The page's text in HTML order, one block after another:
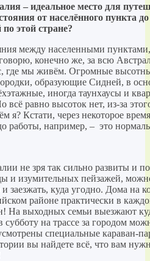
– идеальное место для
от населённого пункта
этой стране?
между населенными пунктами,
конечно же, за всю
мы живём. Огромные высотные
образующие Сидней, в
ажные, иногда таунхаусы и
всё равно высоток нет, из-за
я? Кстати, через некоторое
работы, например, – это
не зря так сильно развиты и
и изумительных пейзажей,
и заезжать, куда угодно. Дома на
районе практически в
На выходных семьи выезжают
на трассе за городом
специальные караван-
вы найдете всё, что вам